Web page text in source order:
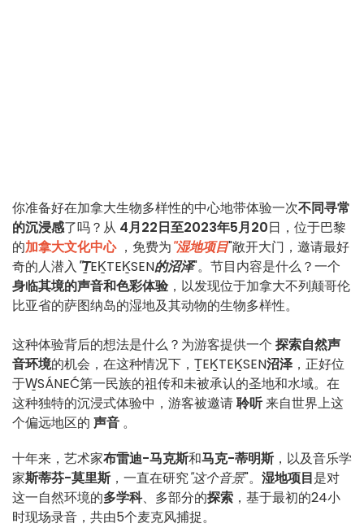
你准备好在加拿大生物多样性的中心地带体验一次不同寻常
的沉浸感了吗？从 4月22日至2023年5月20日，位于巴黎
的加拿大文化中心 ，免费为"湿地项目"敞开大门，邀请最好
奇的人潜入"ṮEḴTEḴSEN的沼泽"。节目内容是什么？一个
身临其境的声音和色彩体验 ，以发现位于加拿大不列颠哥伦
比亚省的萨图纳岛的湿地及其动物的生物多样性。
这种体验背后的想法是什么？为游客提供一个 探索自然声
音环境的机会，在这种情况下，ṮEḴTEḴSEN沼泽，正好位
于W̱SÁNEĆ第一民族的祖传和未被承认的圣地和水域。在
这种独特的沉浸式体验中，游客被邀请聆听来自世界上这
个偏远地区的 声音 。
十年来，艺术家布雷迪-马克斯和马克-蒂明斯，以及音乐学
家斯蒂芬-莫里斯，一直在研究"这个音景"。 湿地项目是对
这一自然环境的多学科、多部分的探索 ，基于最初的24小
时现场录音，共由5个麦克风捕捉。